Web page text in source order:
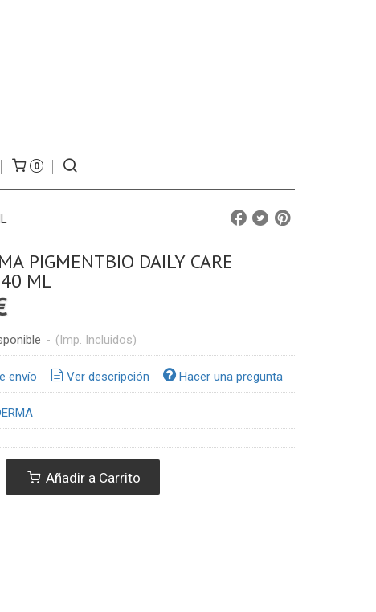
0
PIGMENTBIO DAILY CARE
ML
- (Imp. Incluidos)
envío Ver descripción Hacer una pregunta
Añadir a Carrito